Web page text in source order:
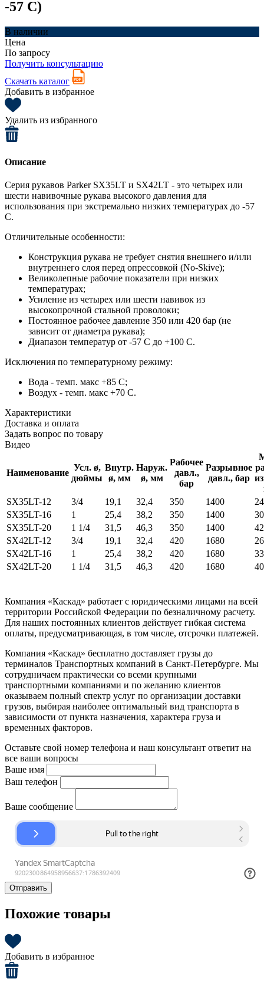
-57 С)
В наличии
Цена
По запросу
Получить консультацию
Скачать каталог
Добавить в избранное
Удалить из избранного
Описание
Серия рукавов Parker SX35LT и SX42LT - это четырех или
шести навивочные рукава высокого давления для
использования при экстремально низких температурах до -57
С.
Отличительные особенности:
Конструкция рукава не требует снятия внешнего и/или
внутреннего слоя перед опрессовкой (No-Skive);
Великолепные рабочие показатели при низких
температурах;
Усиление из четырех или шести навивок из
высокопрочной стальной проволоки;
Постоянное рабочее давление 350 или 420 бар (не
зависит от диаметра рукава);
Диапазон температур от -57 С до +100 С.
Исключения по температурному режиму:
Вода - темп. макс +85 С;
Воздух - темп. макс +70 С.
Характеристики
Доставка и оплата
Задать вопрос по товару
Видео
Наименование
Усл. ø,
дюймы
Внутр.
ø, мм
Наруж.
ø, мм
Рабочее
давл.,
бар
Разрывное
давл., бар
SX35LT-12
3/4 19,1 32,4 350 1400
SX35LT-16
1 25,4 38,2 350 1400
SX35LT-20
1 1/4 31,5 46,3 350 1400
SX42LT-12
3/4 19,1 32,4 420 1680
SX42LT-16
1 25,4 38,2 420 1680
SX42LT-20
1 1/4 31,5 46,3 420 1680
Компания «Каскад» работает с юридическими лицами на всей
территории Российской Федерации по безналичному расчету.
Для наших постоянных клиентов действует гибкая система
оплаты, предусматривающая, в том числе, отсрочки платежей.
Компания «Каскад» бесплатно доставляет грузы до
терминалов Транспортных компаний в Санкт-Петербурге. Мы
сотрудничаем практически со всеми крупными
транспортными компаниями и по желанию клиентов
оказываем полный спектр услуг по организации доставки
грузов, выбирая наиболее оптимальный вид транспорта в
зависимости от пункта назначения, характера груза и
временных факторов.
Оставьте свой номер телефона и наш консультант ответит на
все ваши вопросы
Ваше имя
Ваш телефон
Ваше сообщение
Отправить
Похожие товары
Добавить в избранное